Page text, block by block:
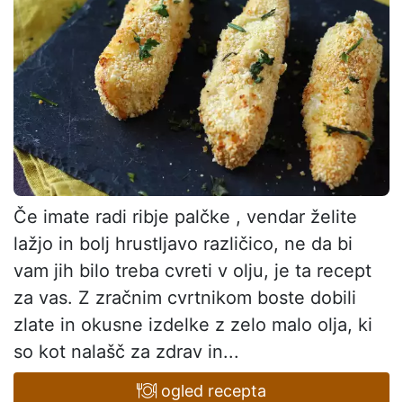
Če imate radi ribje palčke , vendar želite
lažjo in bolj hrustljavo različico, ne da bi
vam jih bilo treba cvreti v olju, je ta recept
za vas. Z zračnim cvrtnikom boste dobili
zlate in okusne izdelke z zelo malo olja, ki
so kot nalašč za zdrav in...
ogled recepta